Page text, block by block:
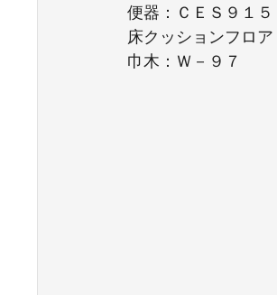
便器：ＣＥＳ９１
床クッションフロ
巾木：Ｗ－９７